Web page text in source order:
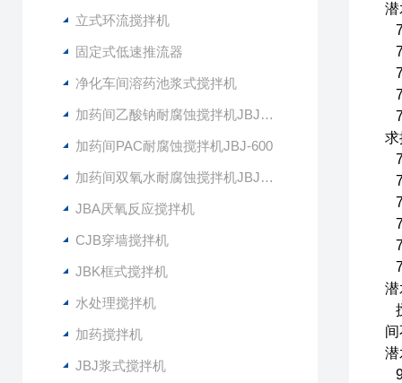
立式环流搅拌机
固定式低速推流器
净化车间溶药池浆式搅拌机
加药间乙酸钠耐腐蚀搅拌机JBJ-400
加药间PAC耐腐蚀搅拌机JBJ-600
加药间双氧水耐腐蚀搅拌机JBJ-300
JBA厌氧反应搅拌机
CJB穿墙搅拌机
JBK框式搅拌机
水处理搅拌机
加药搅拌机
JBJ浆式搅拌机
潜
求
潜
潜